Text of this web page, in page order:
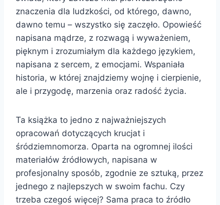
znaczenia dla ludzkości, od którego, dawno,
dawno temu – wszystko się zaczęło. Opowieść
napisana mądrze, z rozwagą i wyważeniem,
pięknym i zrozumiałym dla każdego językiem,
napisana z sercem, z emocjami. Wspaniała
historia, w której znajdziemy wojnę i cierpienie,
ale i przygodę, marzenia oraz radość życia.
Ta książka to jedno z najważniejszych
opracowań dotyczących krucjat i
śródziemnomorza. Oparta na ogromnej ilości
materiałów źródłowych, napisana w
profesjonalny sposób, zgodnie ze sztuką, przez
jednego z najlepszych w swoim fachu. Czy
trzeba czegoś więcej? Sama praca to źródło